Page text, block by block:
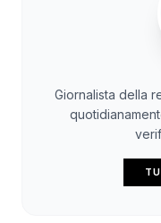
Giornalista della